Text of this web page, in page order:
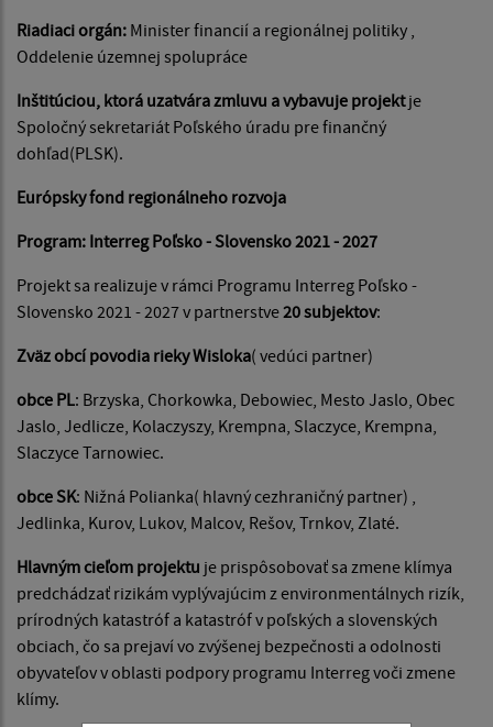
Riadiaci orgán: Minister financií a regionálnej politiky ,
Oddelenie územnej spolupráce
Inštitúciou, ktorá uzatvára zmluvu a vybavuje projektje
Spoločný sekretariát Poľského úradu pre finančný
dohľad(PLSK).
Európsky fond regionálneho rozvoja
Program: Interreg Poľsko - Slovensko 2021 - 2027
Projekt sa realizuje v rámci Programu Interreg Poľsko -
Slovensko 2021 - 2027 v partnerstve20 subjektov:
Zväz obcí povodia rieky Wisloka( vedúci partner)
obce PL: Brzyska, Chorkowka, Debowiec, Mesto Jaslo, Obec
Jaslo, Jedlicze, Kolaczyszy, Krempna, Slaczyce, Krempna,
Slaczyce Tarnowiec.
obce SK: Nižná Polianka( hlavný cezhraničný partner) ,
Jedlinka, Kurov, Lukov, Malcov, Rešov, Trnkov, Zlaté.
Hlavným cieľom projektu je prispôsobovať sa zmene klímya
predchádzať rizikám vyplývajúcim z environmentálnych rizík,
prírodných katastróf a katastróf v poľských a slovenských
obciach, čo sa prejaví vo zvýšenej bezpečnosti a odolnosti
obyvateľov v oblasti podpory programu Interreg voči zmene
klímy.